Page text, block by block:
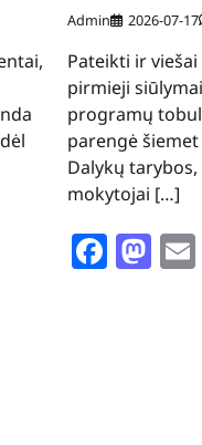
Admin 2026-07-17
Pateikti ir
pirmieji
programų
parengė
Dalykų
mokytojai […]